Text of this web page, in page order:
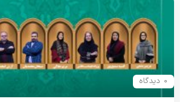
0 دیدگاه